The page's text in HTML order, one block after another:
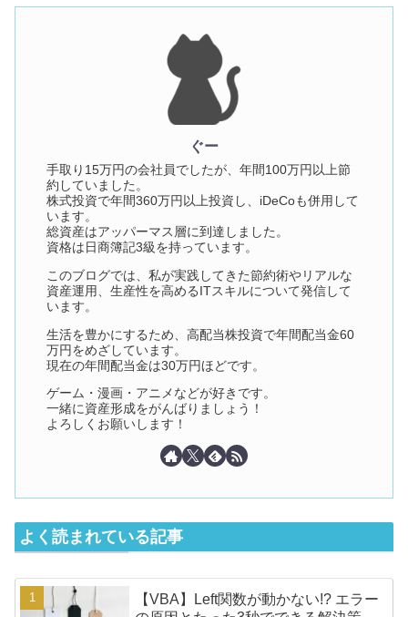
ぐー
手取り15万円の会社員でしたが、年間100万円以上節
約していました。
株式投資で年間360万円以上投資し、iDeCoも併用して
います。
総資産はアッパーマス層に到達しました。
資格は日商簿記3級を持っています。
このブログでは、私が実践してきた節約術やリアルな
資産運用、生産性を高めるITスキルについて発信して
います。
生活を豊かにするため、高配当株投資で年間配当金60
万円をめざしています。
現在の年間配当金は30万円ほどです。
ゲーム・漫画・アニメなどが好きです。
一緒に資産形成をがんばりましょう！
よろしくお願いします！
よく読まれている記事
【VBA】Left関数が動かない!? エラー